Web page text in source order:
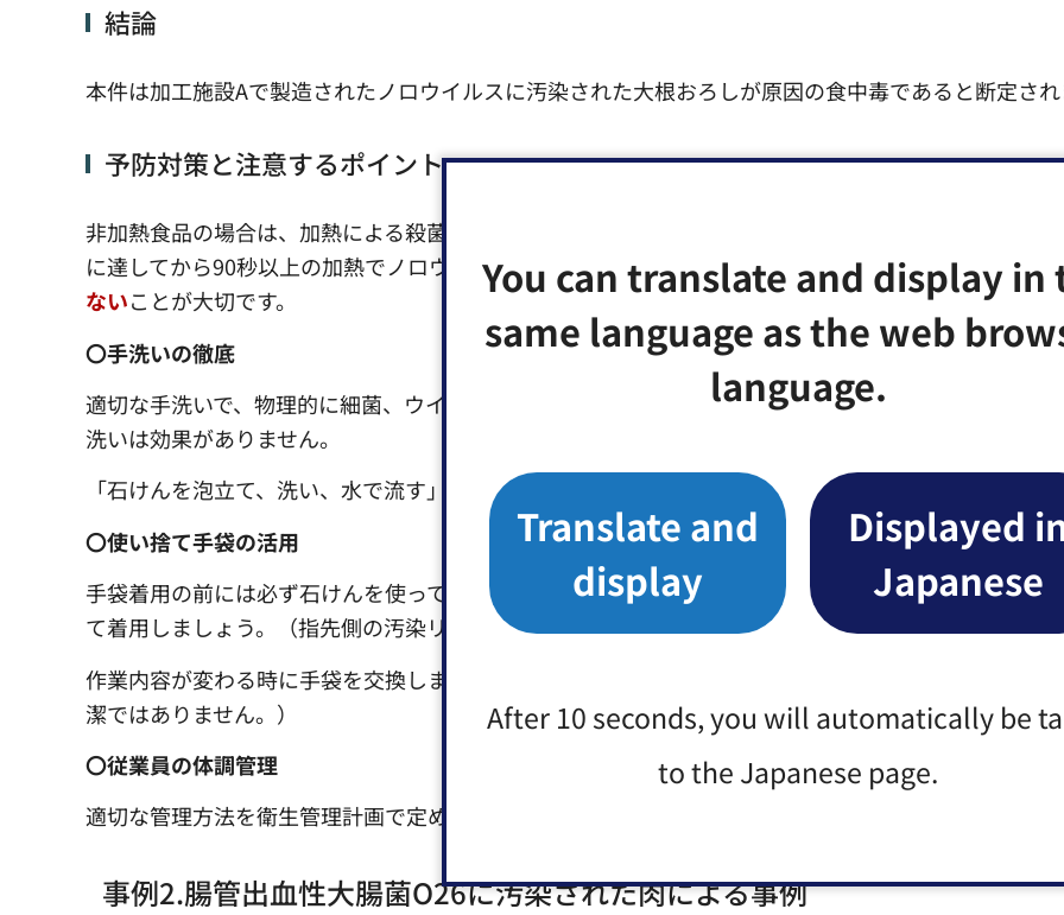
You can translate and display in
same language as the web
language.
Translate and
display
Displayed
Japanese
After 10 seconds, you will automatically be
to the Japanese page.
結論
本件は加工施設Aで製造されたノロウイルスに汚染された大根おろしが原因の食中毒であると断定され
予防対策と注意するポイント
非加熱食品の場合は、加熱による殺菌を行うことができません。（加熱する食品の場合は、中心部が
に達してから90秒以上の加熱でノロウイルスを死滅させることができます。）この場合は細菌やウイ
ないことが大切です。
〇手洗いの徹底
適切な手洗いで、物理的に細菌、ウイルスを流しましょう。水を付けるだけ、石けんが泡立っていない
洗いは効果がありません。
「石けんを泡立て、洗い、水で流す」を2回繰り返す2度洗いが効果的です。
〇使い捨て手袋の活用
手袋着用の前には必ず石けんを使って手洗いをしましょう。着用時は、手袋の指先側を触らず、手首側
て着用しましょう。（指先側の汚染リスクを下げるためです。）
作業内容が変わる時に手袋を交換しましょう。（次の作業への二次汚染を防ぐためです。汚れのついた
潔ではありません。）
〇従業員の体調管理
適切な管理方法を衛生管理計画で定め、毎日記録を取りましょう。
事例2.腸管出血性大腸菌O26に汚染された肉による事例